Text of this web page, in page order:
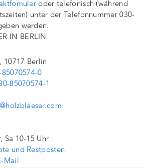
oder telefonisch (während
unter der Telefonnummer 030-
werden.
IN BERLIN
10717 Berlin
85070574-0
85070574-1
Sa 10-15 Uhr
und Restposten
Mail